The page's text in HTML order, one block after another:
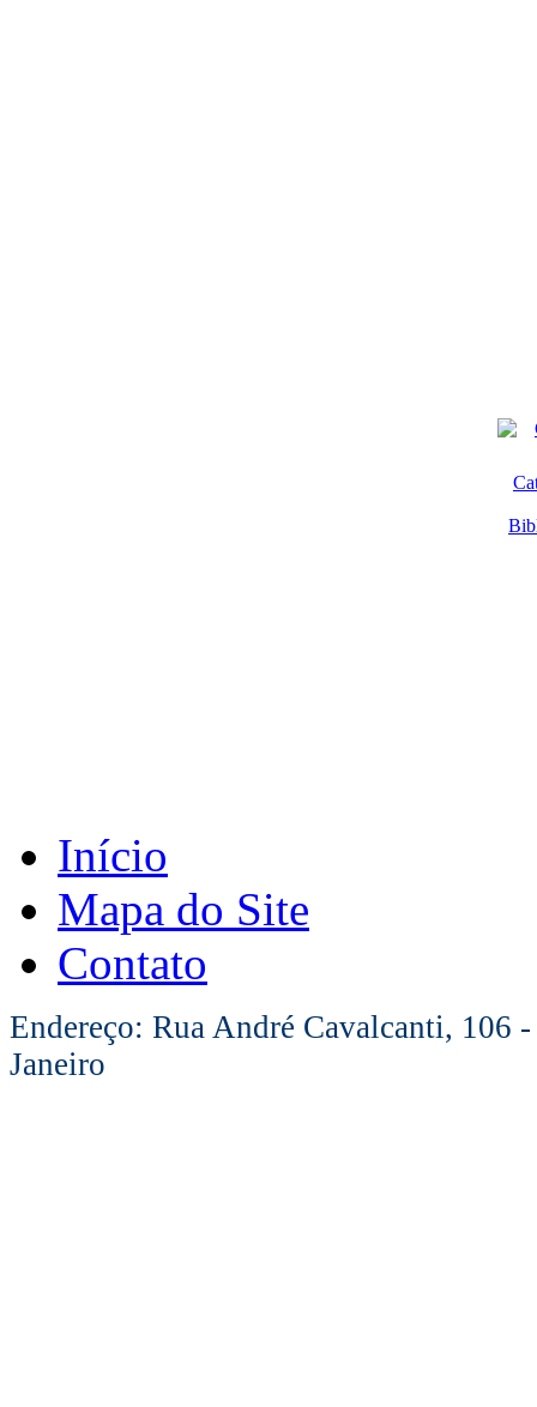
Início
Mapa do Site
Contato
Endereço: Rua André Cavalcanti, 106
Janeiro